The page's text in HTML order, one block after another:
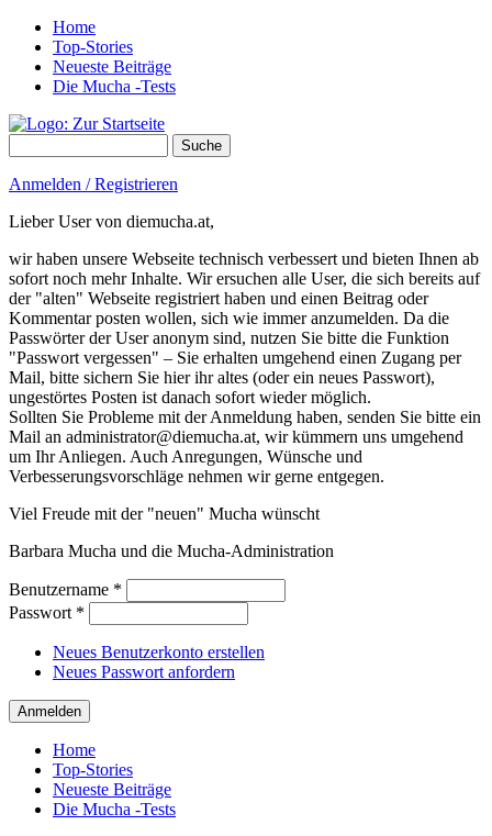
Home
Top-Stories
Neueste Beiträge
Die Mucha -Tests
Anmelden / Registrieren
Lieber User von diemucha.at,
wir haben unsere Webseite technisch verbessert und bieten Ihnen ab
sofort noch mehr Inhalte. Wir ersuchen alle User, die sich bereits auf
der "alten" Webseite registriert haben und einen Beitrag oder
Kommentar posten wollen, sich wie immer anzumelden. Da die
Passwörter der User anonym sind, nutzen Sie bitte die Funktion
"Passwort vergessen" – Sie erhalten umgehend einen Zugang per
Mail, bitte sichern Sie hier ihr altes (oder ein neues Passwort),
ungestörtes Posten ist danach sofort wieder möglich.
Sollten Sie Probleme mit der Anmeldung haben, senden Sie bitte ein
Mail an administrator@diemucha.at, wir kümmern uns umgehend
um Ihr Anliegen. Auch Anregungen, Wünsche und
Verbesserungsvorschläge nehmen wir gerne entgegen.
Viel Freude mit der "neuen" Mucha wünscht
Barbara Mucha und die Mucha-Administration
Benutzername *
Passwort *
Neues Benutzerkonto erstellen
Neues Passwort anfordern
Home
Top-Stories
Neueste Beiträge
Die Mucha -Tests